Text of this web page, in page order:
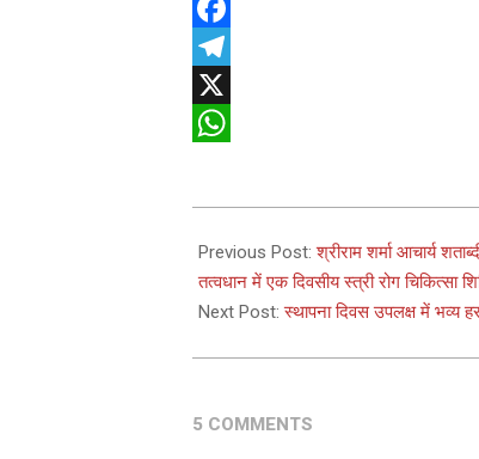
Facebook
Telegram
X
11-
11
Previous Post:श्रीराम शर्मा आचार्य
तत्वधान में एक दिवसीय स्त्री रोग चिकित्सा
Next Post:स्थापना दिवस उपलक्ष में भव्य
5 COMMENTS